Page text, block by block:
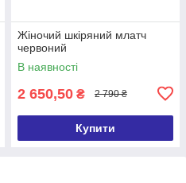
Жіночий шкіряний млатч
червоний
В наявності
2 650,50 ₴ 2 790 ₴
Купити